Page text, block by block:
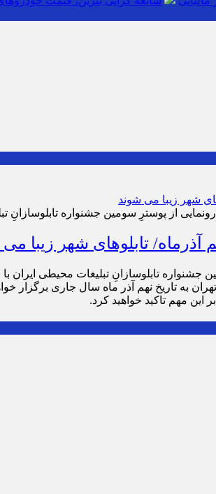
از پوسترِ سومین جشنواره تابلوسازانِ
تابلوهای شهر زیبا
جشنواره تابلوسازانِ تبلیغات محیطی
به تاریخ نهم آذر ماه سال جاری برگزار
این مهم تاکید خواهید کرد.